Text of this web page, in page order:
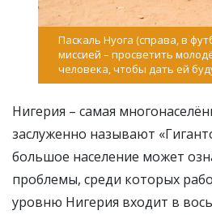
Паскаль Нуога (справа, в
миссией – просветить
человека, чтобы дать ей
Нигерия – самая
заслуженно называют
большое население может
проблемы, среди которых
уровню Нигерия входит в